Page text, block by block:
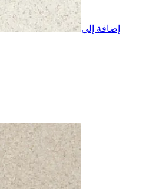
إضافة إلى